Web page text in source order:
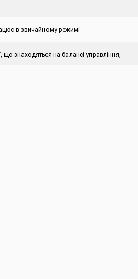
в звичайному режимі
що знаходяться на балансі управління,